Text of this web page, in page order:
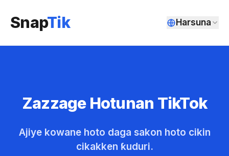
SnapTik Harsuna
Zazzage Hotunan TikTok
Ajiye kowane hoto daga sakon hoto cikin
cikakken ƙuduri.